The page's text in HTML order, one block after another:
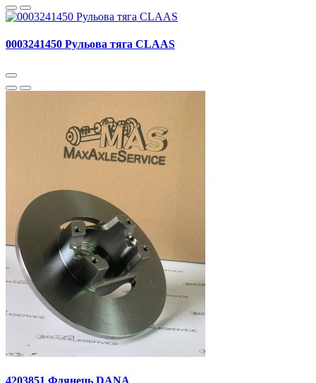
0003241450 Рульова тяга CLAAS